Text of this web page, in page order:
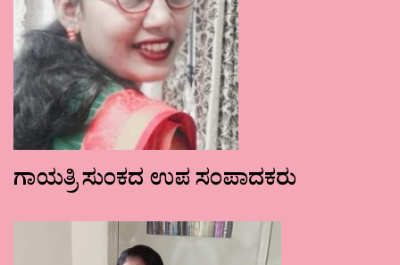
ಗಾಯತ್ರಿ ಸುಂಕದ ಉಪ ಸಂಪಾದಕರು